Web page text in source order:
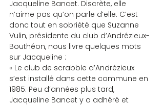
Jacqueline Bancet. Discrète, elle
n’aime pas qu’on parle d’elle. C’est
donc tout en sobriété que Suzanne
Vulin, présidente du club d’Andrézieux-
Bouthéon, nous livre quelques mots
sur Jacqueline :
« Le club de scrabble d’Andrézieux
s’est installé dans cette commune en
1985. Peu d’années plus tard,
Jacqueline Bancet y a adhéré et